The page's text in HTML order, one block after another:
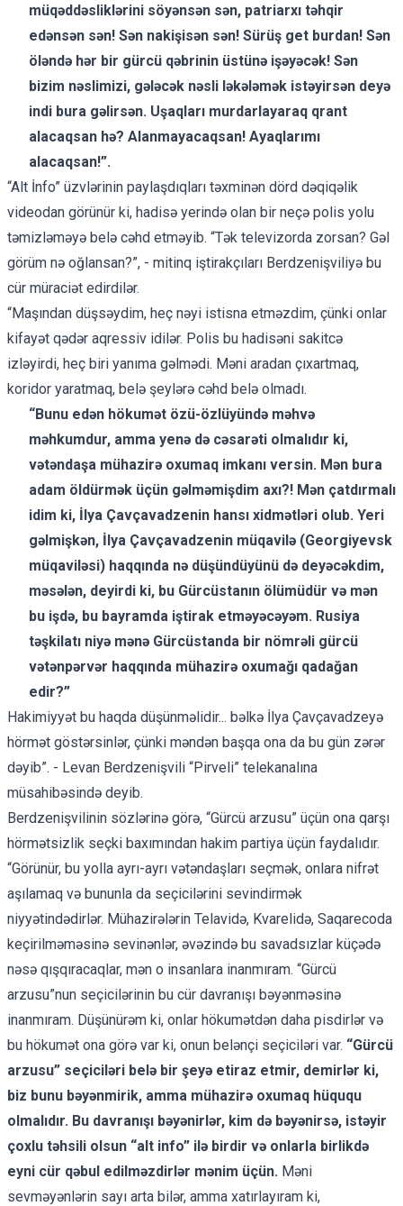
müqəddəsliklərini söyənsən sən, patriarxı təhqir
edənsən sən! Sən nakişisən sən! Sürüş get burdan! Sən
öləndə hər bir gürcü qəbrinin üstünə işəyəcək! Sən
bizim nəslimizi, gələcək nəsli ləkələmək istəyirsən deyə
indi bura gəlirsən. Uşaqları murdarlayaraq qrant
alacaqsan hə? Alanmayacaqsan! Ayaqlarımı
alacaqsan!”.
“Alt İnfo” üzvlərinin paylaşdıqları təxminən dörd dəqiqəlik
videodan görünür ki, hadisə yerində olan bir neçə polis yolu
təmizləməyə belə cəhd etməyib. “Tək televizorda zorsan? Gəl
görüm nə oğlansan?”, - mitinq iştirakçıları Berdzenişviliyə bu
cür müraciət edirdilər.
“Maşından düşsəydim, heç nəyi istisna etməzdim, çünki onlar
kifayət qədər aqressiv idilər. Polis bu hadisəni sakitcə
izləyirdi, heç biri yanıma gəlmədi. Məni aradan çıxartmaq,
koridor yaratmaq, belə şeylərə cəhd belə olmadı.
“Bunu edən hökumət özü-özlüyündə məhvə
məhkumdur, amma yenə də cəsarəti olmalıdır ki,
vətəndaşa mühazirə oxumaq imkanı versin. Mən bura
adam öldürmək üçün gəlməmişdim axı?! Mən çatdırmalı
idim ki, İlya Çavçavadzenin hansı xidmətləri olub. Yeri
gəlmişkən, İlya Çavçavadzenin müqavilə (Georgiyevsk
müqaviləsi) haqqında nə düşündüyünü də deyəcəkdim,
məsələn, deyirdi ki, bu Gürcüstanın ölümüdür və mən
bu işdə, bu bayramda iştirak etməyəcəyəm. Rusiya
təşkilatı niyə mənə Gürcüstanda bir nömrəli gürcü
vətənpərvər haqqında mühazirə oxumağı qadağan
edir?”
Hakimiyyət bu haqda düşünməlidir... bəlkə İlya Çavçavadzeyə
hörmət göstərsinlər, çünki məndən başqa ona da bu gün zərər
dəyib”. - Levan Berdzenişvili “Pirveli” telekanalına
müsahibəsində deyib.
Berdzenişvilinin sözlərinə görə, “Gürcü arzusu” üçün ona qarşı
hörmətsizlik seçki baxımından hakim partiya üçün faydalıdır.
“Görünür, bu yolla ayrı-ayrı vətəndaşları seçmək, onlara nifrət
aşılamaq və bununla da seçicilərini sevindirmək
niyyətindədirlər. Mühazirələrin Telavidə, Kvarelidə, Saqarecoda
keçirilməməsinə sevinənlər, əvəzində bu savadsızlar küçədə
nəsə qışqıracaqlar, mən o insanlara inanmıram. “Gürcü
arzusu”nun seçicilərinin bu cür davranışı bəyənməsinə
inanmıram. Düşünürəm ki, onlar hökumətdən daha pisdirlər və
bu hökumət ona görə var ki, onun belənçi seçiciləri var. “Gürcü
arzusu” seçiciləri belə bir şeyə etiraz etmir, demirlər ki,
biz bunu bəyənmirik, amma mühazirə oxumaq hüququ
olmalıdır. Bu davranışı bəyənirlər, kim də bəyənirsə, istəyir
çoxlu təhsili olsun “alt info” ilə birdir və onlarla birlikdə
eyni cür qəbul edilməzdirlər mənim üçün. Məni
sevməyənlərin sayı arta bilər, amma xatırlayıram ki,